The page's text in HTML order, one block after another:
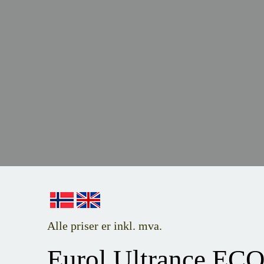
Alle priser er inkl. mva.